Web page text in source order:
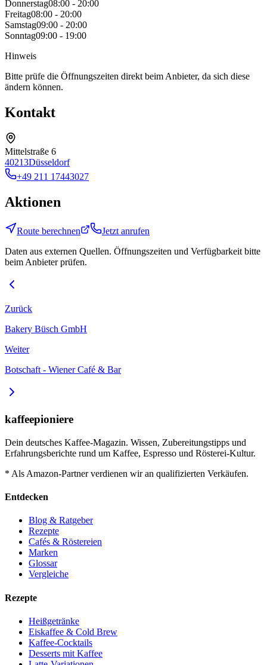
Donnerstag08:00 - 20:00
Freitag08:00 - 20:00
Samstag09:00 - 20:00
Sonntag09:00 - 19:00
Hinweis
Bitte prüfe die Öffnungszeiten direkt beim Anbieter, da sich diese
ändern können.
Kontakt
Mittelstraße 6
40213Düsseldorf
+49 211 17443027
Aktionen
Route berechnen
Jetzt anrufen
Daten aus externen Quellen. Öffnungszeiten und Verfügbarkeit bitte
beim Anbieter prüfen.
Zurück
Bakery Büsch GmbH
Weiter
Botschaft - Wiener Café & Bar
kaffeepioniere
Dein deutsches Kaffee-Magazin. Wissen, Zubereitungstipps und
Erfahrungsberichte rund um Kaffee, Espresso und Rösterei-Kultur.
* Als Amazon-Partner verdienen wir an qualifizierten Verkäufen.
Entdecken
Blog & Ratgeber
Rezepte
Cafés & Röstereien
Marken
Glossar
Vergleiche
Rezepte
Heißgetränke
Eiskaffee & Cold Brew
Kaffee-Cocktails
Desserts mit Kaffee